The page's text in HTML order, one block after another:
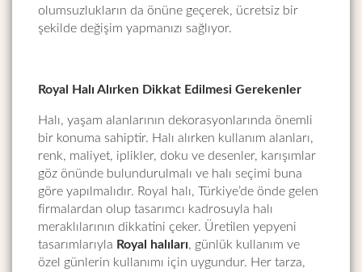
olumsuzlukların da önüne geçerek, ücretsiz bir
şekilde değişim yapmanızı sağlıyor.
Royal Halı Alırken Dikkat Edilmesi Gerekenler
Halı, yaşam alanlarının dekorasyonlarında önemli
bir konuma sahiptir. Halı alırken kullanım alanları,
renk, maliyet, iplikler, doku ve desenler, karışımlar
göz önünde bulundurulmalı ve halı seçimi buna
göre yapılmalıdır. Royal halı, Türkiye’de önde gelen
firmalardan olup tasarımcı kadrosuyla halı
meraklılarının dikkatini çeker. Üretilen yepyeni
tasarımlarıyla Royal halıları, günlük kullanım ve
özel günlerin kullanımı için uygundur. Her tarza,